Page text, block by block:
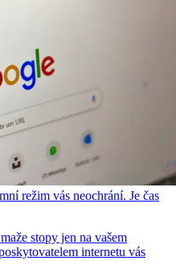
režim vás neochrání. Je čas
stopy jen na vašem
internetu vás